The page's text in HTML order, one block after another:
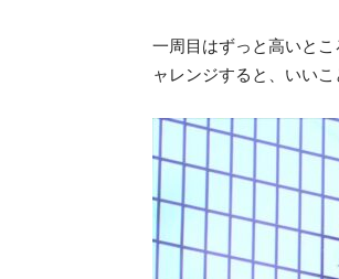
一周目はずっと高いと
ャレンジすると、いい